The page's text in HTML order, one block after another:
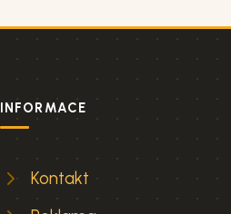
INFORMACE
Kontakt